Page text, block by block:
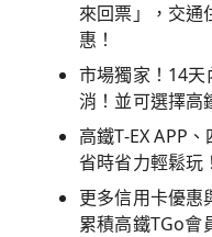
來回票」，交通
惠！
市場獨家！14
消！並可選擇高
高鐵T-EX APP
省時省力輕鬆玩！
更多信用卡優惠
累積高鐵TGo會